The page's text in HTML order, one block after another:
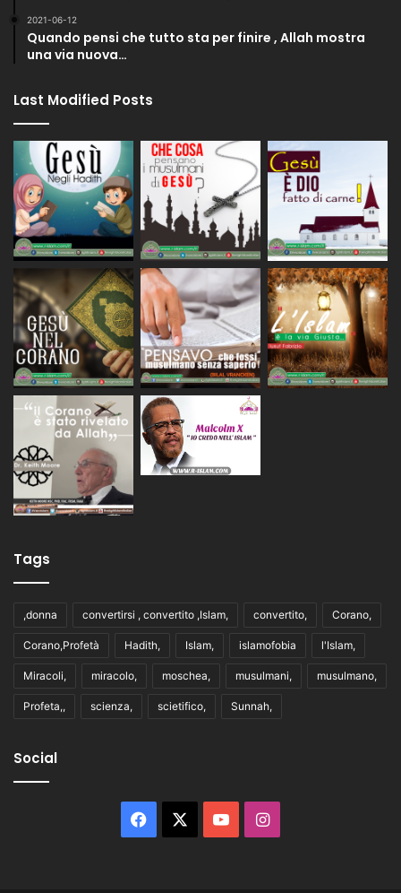
2021-06-12
Quando pensi che tutto sta per finire , Allah mostra
una via nuova…
Last Modified Posts
Tags
,donna convertirsi , convertito ,Islam, convertito, Corano,
Corano,Profetà Hadith, Islam, islamofobia l'Islam,
Miracoli, miracolo, moschea, musulmani, musulmano,
Profeta,, scienza, scietifico, Sunnah,
Social
Facebook
You Instagram